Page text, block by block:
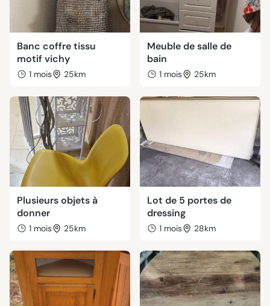
Banc coffre tissu
motif vichy
1 mois 25km
Meuble de salle de
bain
1 mois 25km
Plusieurs objets à
donner
1 mois 25km
Lot de 5 portes de
dressing
1 mois 28km